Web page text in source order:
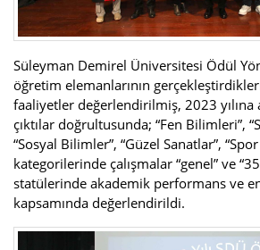
Süleyman Demirel Üniversitesi Ödül
öğretim elemanlarının
faaliyetler değerlendirilmiş, 2023 yılına
çıktılar doğrultusunda; “Fen Bilimleri”,
“Sosyal Bilimler”, “Güzel Sanatlar”,
kategorilerinde çalışmalar “genel” ve “35
statülerinde akademik performans ve
kapsamında değerlendirildi.